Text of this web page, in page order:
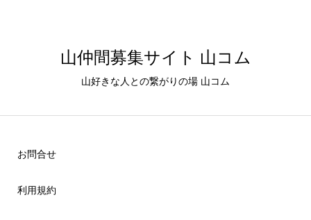
山仲間募集サイト 山コム
山好きな人との繋がりの場 山コム
お問合せ
利用規約